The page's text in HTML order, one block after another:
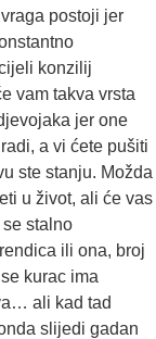
postoji jer
konzilij
vam takva vrsta
jer one
a vi ćete pušiti
ste stanju. Možda
u život, ali će vas
stalno
ili ona, broj
kurac ima
ali kad tad
slijedi gadan